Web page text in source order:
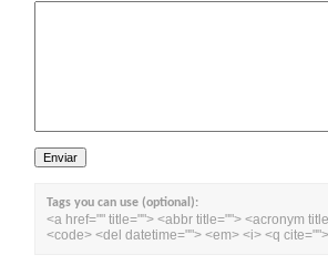
Tags you can use (optional):
<a href="" title=""> <abbr title=""> <acronym
<code> <del datetime=""> <em> <i> <q